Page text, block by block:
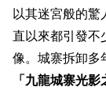
以其迷宮般的驚
直以來都引發不
像。城寨拆卸多
「九龍城寨光